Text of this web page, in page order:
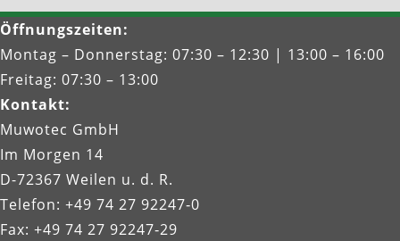
Öffnungszeiten:
Montag – Donnerstag: 07:30 – 12:30 | 13:00 – 16:00
Freitag: 07:30 – 13:00
Kontakt:
Muwotec GmbH
Im Morgen 14
D-72367 Weilen u. d. R.
Telefon: +49 74 27 92247‑0
Fax: +49 74 27 92247‑29